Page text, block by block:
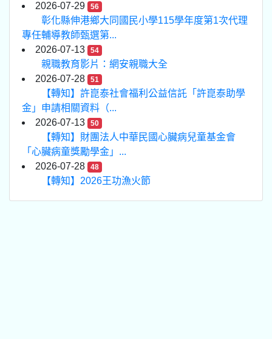
2026-07-29
56
彰化縣伸港鄉大同國民小學115學年度第1次代理
專任輔導教師甄選第...
2026-07-13
54
親職教育影片：網安親職大全
2026-07-28
51
【轉知】許崑泰社會福利公益信託「許崑泰助學
金」申請相關資料（...
2026-07-13
50
【轉知】財團法人中華民國心臟病兒童基金會
「心臟病童獎勵學金」...
2026-07-28
48
【轉知】2026王功漁火節